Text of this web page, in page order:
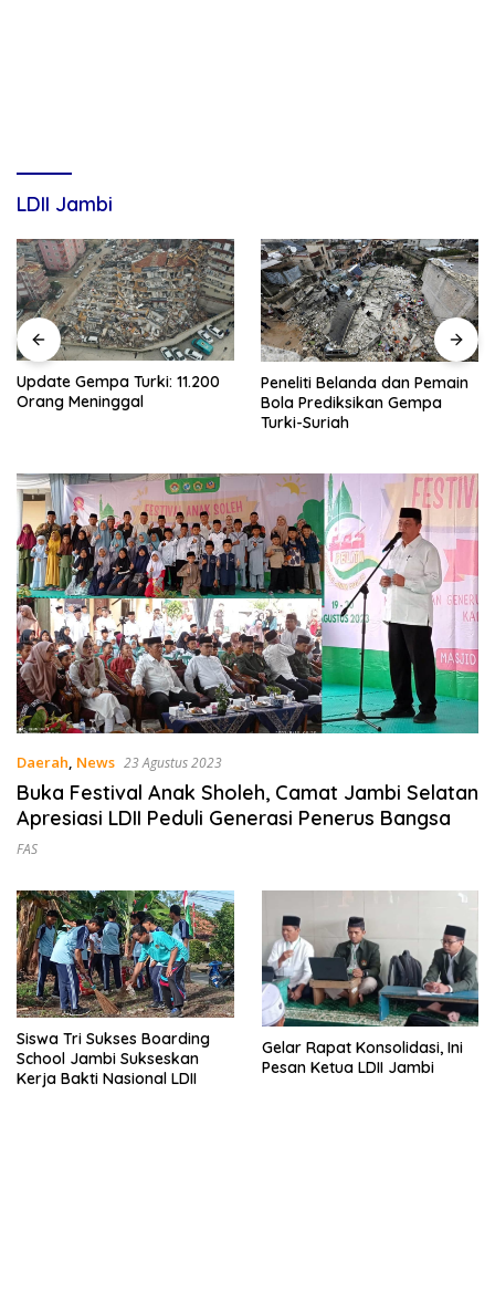
LDII Jambi
Update Gempa Turki: 11.200
Orang Meninggal
Peneliti Belanda dan Pemain
Bola Prediksikan Gempa
Turki-Suriah
Daerah, News 23 Agustus 2023
Buka Festival Anak Sholeh, Camat Jambi Selatan
Apresiasi LDII Peduli Generasi Penerus Bangsa
FAS
Siswa Tri Sukses Boarding
School Jambi Sukseskan
Kerja Bakti Nasional LDII
Gelar Rapat Konsolidasi, Ini
Pesan Ketua LDII Jambi